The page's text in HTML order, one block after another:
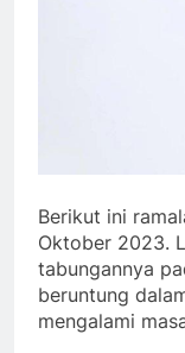
Berikut ini
Oktober 2023.
tabungannya
beruntung
mengalami